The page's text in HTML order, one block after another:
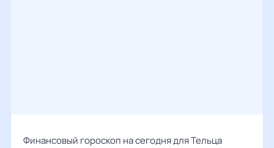
Финансовый гороскоп на сегодня для Тельца